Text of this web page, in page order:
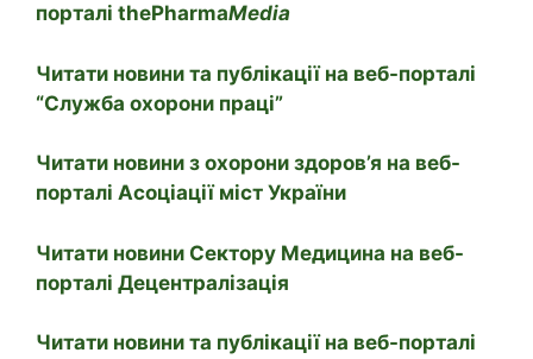
порталі thePharmaMedia
Читати новини та публікації на веб-порталі
“Служба охорони праці”
Читати новини з охорони здоров’я на веб-
порталі Асоціації міст України
Читати новини Сектору Медицина на веб-
порталі Децентралізація
Читати новини та публікації на веб-порталі